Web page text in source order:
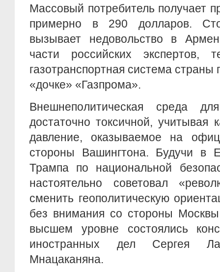
Массовый потребитель получает
примерно в 290 долларов.
вызывает недовольство в
части российских
газотранспортная система
«дочке» «Газпрома».
Внешнеполитическая среда
достаточно токсичной, учитывая
давление, оказываемое на
стороны Вашингтона. Будучи в
Трампа по национальной
настоятельно советовал
сменить геополитическую
без внимания со стороны
высшем уровне состоялись
иностранных дел Сергея
Мнацаканяна.